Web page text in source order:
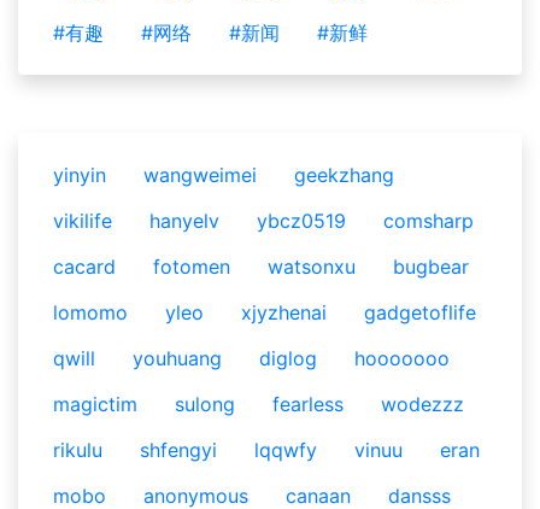
#有趣
#网络 #新闻 #新鲜
yinyin wangweimei
geekzhang
vikilife
hanyelv ybcz0519
comsharp
cacard
fotomen watsonxu
bugbear
lomomo
yleo xjyzhenai
gadgetoflife
qwill
youhuang diglog
hooooooo
magictim
sulong fearless
wodezzz
rikulu
shfengyi lqqwfy vinuu
eran
mobo
anonymous canaan
dansss